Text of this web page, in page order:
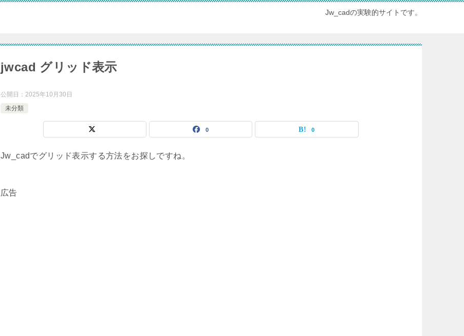
Jw_cadの実験的サイトです。
jwcad グリッド表示
公開日： 2025年10月30日
未分類
0 0
Jw_cadでグリッド表示する方法をお探しですね。
広告